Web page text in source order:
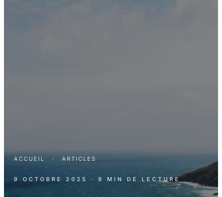
ACCUEIL · ARTICLES
9 OCTOBRE 2025 · 9 MIN DE LECTURE